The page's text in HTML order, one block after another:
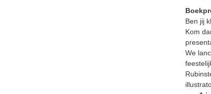
Ben jij
Kom
We